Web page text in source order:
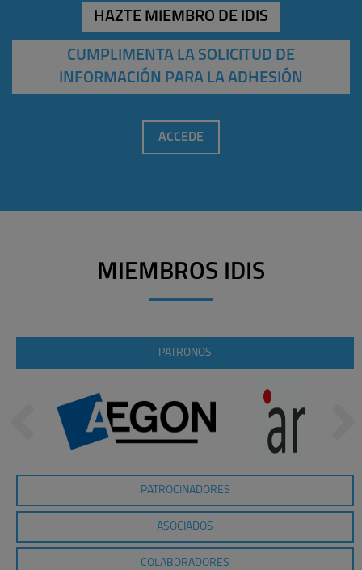
HAZTE MIEMBRO DE IDIS
CUMPLIMENTA LA SOLICITUD DE
INFORMACIÓN PARA LA ADHESIÓN
ACCEDE
MIEMBROS IDIS
PATRONOS
PATROCINADORES
ASOCIADOS
COLABORADORES